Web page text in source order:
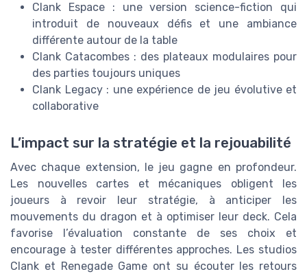
Clank Espace : une version science-fiction qui
introduit de nouveaux défis et une ambiance
différente autour de la table
Clank Catacombes : des plateaux modulaires pour
des parties toujours uniques
Clank Legacy : une expérience de jeu évolutive et
collaborative
L’impact sur la stratégie et la rejouabilité
Avec chaque extension, le jeu gagne en profondeur.
Les nouvelles cartes et mécaniques obligent les
joueurs à revoir leur stratégie, à anticiper les
mouvements du dragon et à optimiser leur deck. Cela
favorise l’évaluation constante de ses choix et
encourage à tester différentes approches. Les studios
Clank et Renegade Game ont su écouter les retours